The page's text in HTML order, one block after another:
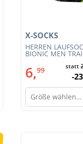
HERREN
BIONIC MEN
011)
X-SOCKS
6,99 statt
-
Größe wählen…